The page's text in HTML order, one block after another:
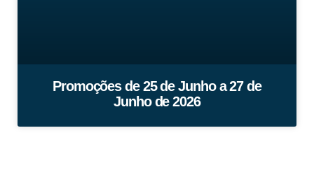
Promoções de 25 de Junho a 27 de
Junho de 2026